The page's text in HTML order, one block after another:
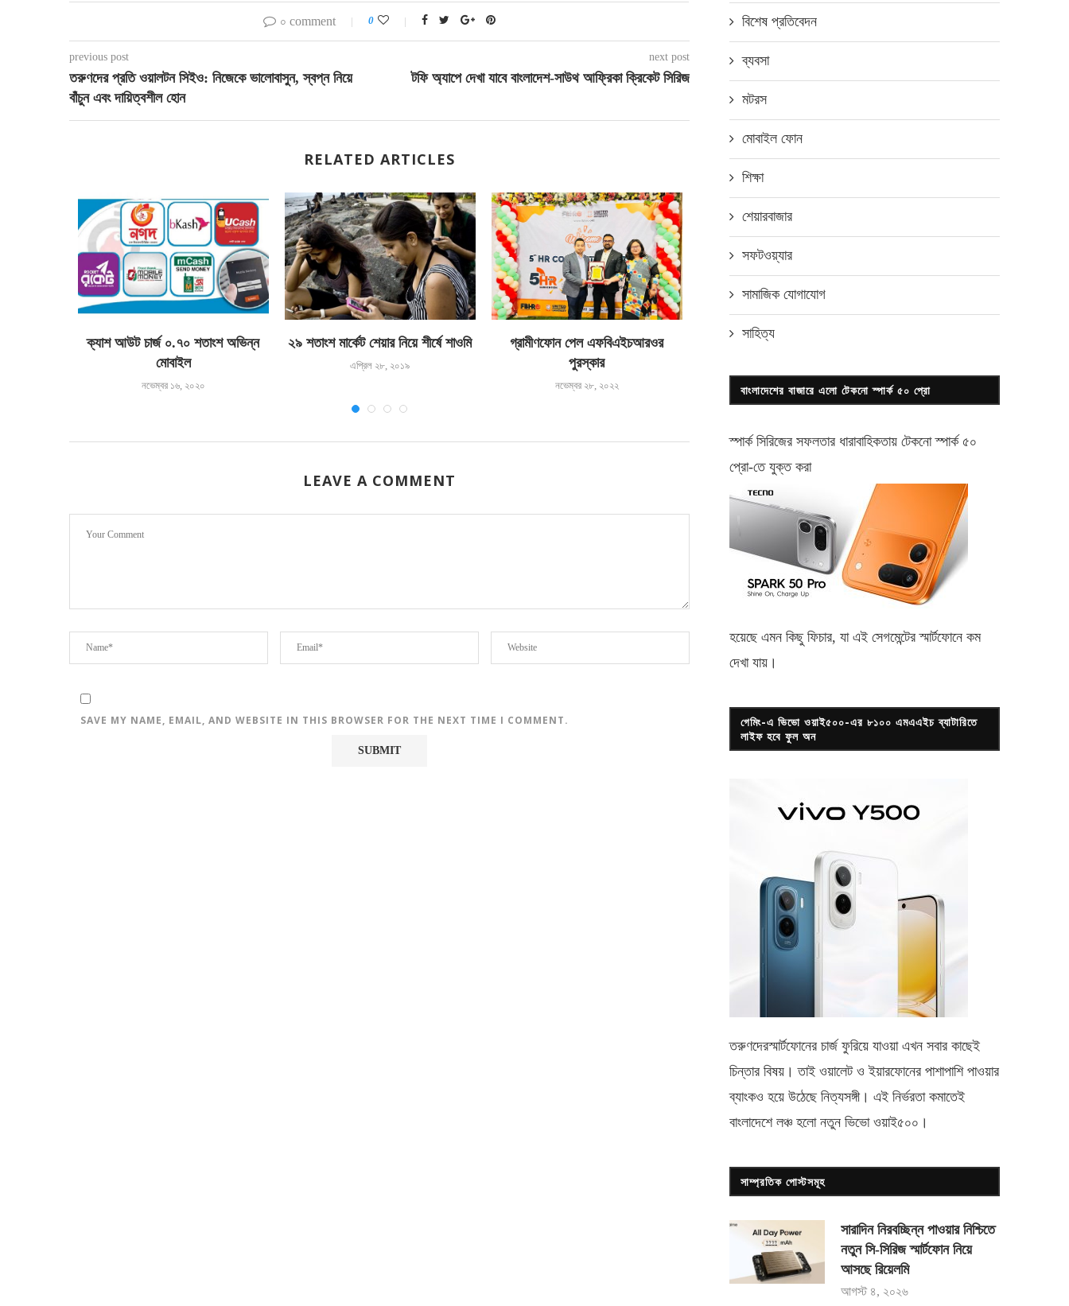
০ comment 0
previous post
তরুণদের প্রতি ওয়ালটন সিইও: নিজেকে ভালোবাসুন, স্বপ্ন নিয়ে
বাঁচুন এবং দায়িত্বশীল হোন
next post
টফি অ্যাপে দেখা যাবে বাংলাদেশ-সাউথ আফ্রিকা ক্রিকেট সিরিজ
RELATED ARTICLES
ক্যাশ আউট চার্জ ০.৭০ শতাংশ অভিন্ন
মোবাইল
নভেম্বর ১৬, ২০২০
২৯ শতাংশ মার্কেট শেয়ার নিয়ে শীর্ষে শাওমি
এপ্রিল ২৮, ২০১৯
গ্রামীণফোন পেল এফবিএইচআরওর
পুরস্কার
নভেম্বর ২৮, ২০২২
শাওমির দেশে তৈরি রেডমি ১০ (২০২২)
ফেব্রুয়ারি ১৬, ২০২২
LEAVE A COMMENT
SAVE MY NAME, EMAIL, AND WEBSITE IN THIS BROWSER FOR THE NEXT TIME I COMMENT.
বিশেষ প্রতিবেদন
ব্যবসা
মটরস
মোবাইল ফোন
শিক্ষা
শেয়ারবাজার
সফটওয়্যার
সামাজিক যোগাযোগ
সাহিত্য
বাংলাদেশের বাজারে এলো টেকনো স্পার্ক ৫০ প্রো
স্পার্ক সিরিজের সফলতার ধারাবাহিকতায় টেকনোস্পার্ক ৫০
প্রো-তে যুক্ত করা
হয়েছে এমন কিছু ফিচার, যা এই সেগমেন্টের স্মার্টফোনে কম
দেখা যায়।
গেমিং-এ ভিভো ওয়াই৫০০-এর ৮১০০ এমএএইচ ব্যাটারিতে
লাইফ হবে ফুল অন
তরুণদেরস্মার্টফোনের চার্জ ফুরিয়ে যাওয়া এখন সবার কাছেই
চিন্তার বিষয়। তাই ওয়ালেট ও ইয়ারফোনের পাশাপাশি পাওয়ার
ব্যাংকও হয়ে উঠেছে নিত্যসঙ্গী। এই নির্ভরতা কমাতেই
বাংলাদেশে লঞ্চ হলো নতুন ভিভো ওয়াই৫০০ ।
সাম্প্রতিক পোস্টসমূহ
সারাদিন নিরবচ্ছিন্ন পাওয়ার নিশ্চিতে
নতুন সি-সিরিজ স্মার্টফোন নিয়ে
আসছে রিয়েলমি
আগস্ট ৪, ২০২৬